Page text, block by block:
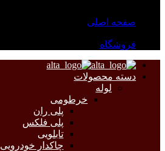
صفحه اصلی
فروشگاه
دسته محصولات
لوله
خرطومی
پلی ران
پلی فلکس
تابلویی
چاکدار خودرویی